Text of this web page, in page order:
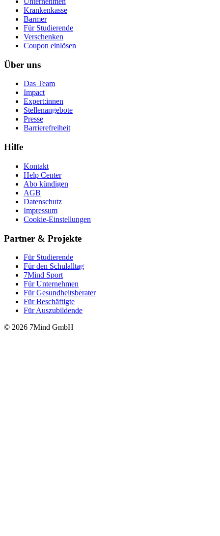
Krankenkasse
Barmer
Für Studierende
Ver­schen­ken
Coupon einlösen
Über uns
Das Team
Impact
Expert:innen
Stellenangebote
Presse
Barrierefreiheit
Hilfe
Kontakt
Help Center
Abo kündigen
AGB
Datenschutz
Impressum
Cookie-Einstellungen
Partner & Projekte
Für Stu­die­rende
Für den Schulalltag
7Mind Sport
Für Unter­neh­men
Für Gesund­heits­be­ra­ter
Für Beschäftigte
Für Auszubildende
© 2026 7Mind GmbH